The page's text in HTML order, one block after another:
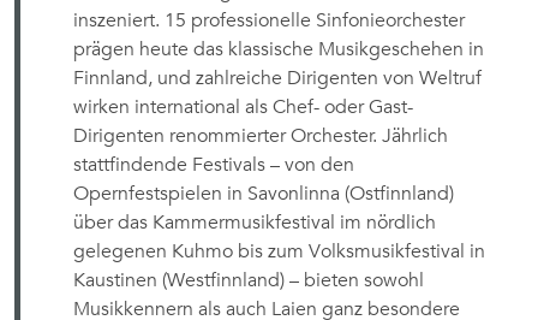
inszeniert. 15 professionelle Sinfonieorchester
prägen heute das klassische Musikgeschehen in
Finnland, und zahlreiche Dirigenten von Weltruf
wirken international als Chef- oder Gast-
Dirigenten renommierter Orchester. Jährlich
stattfindende Festivals – von den
Opernfestspielen in Savonlinna (Ostfinnland)
über das Kammermusikfestival im nördlich
gelegenen Kuhmo bis zum Volksmusikfestival in
Kaustinen (Westfinnland) – bieten sowohl
Musikkennern als auch Laien ganz besondere